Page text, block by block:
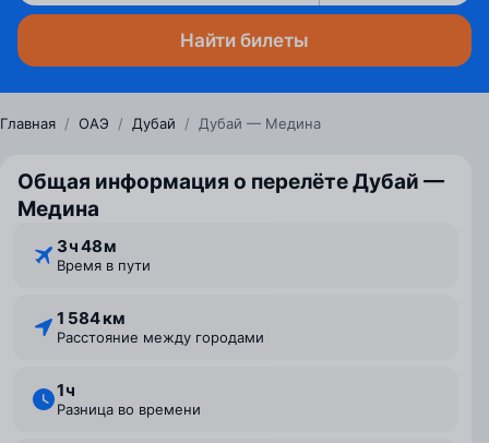
Найти билеты
Главная / ОАЭ / Дубай / Дубай — Медина
Общая информация о перелёте Дубай —
Медина
3 ⁠ч 48 ⁠м
Время в пути
1 584 км
Расстояние между городами
1 ⁠ч
Разница во времени